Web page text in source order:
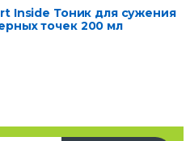
точек 200 мл